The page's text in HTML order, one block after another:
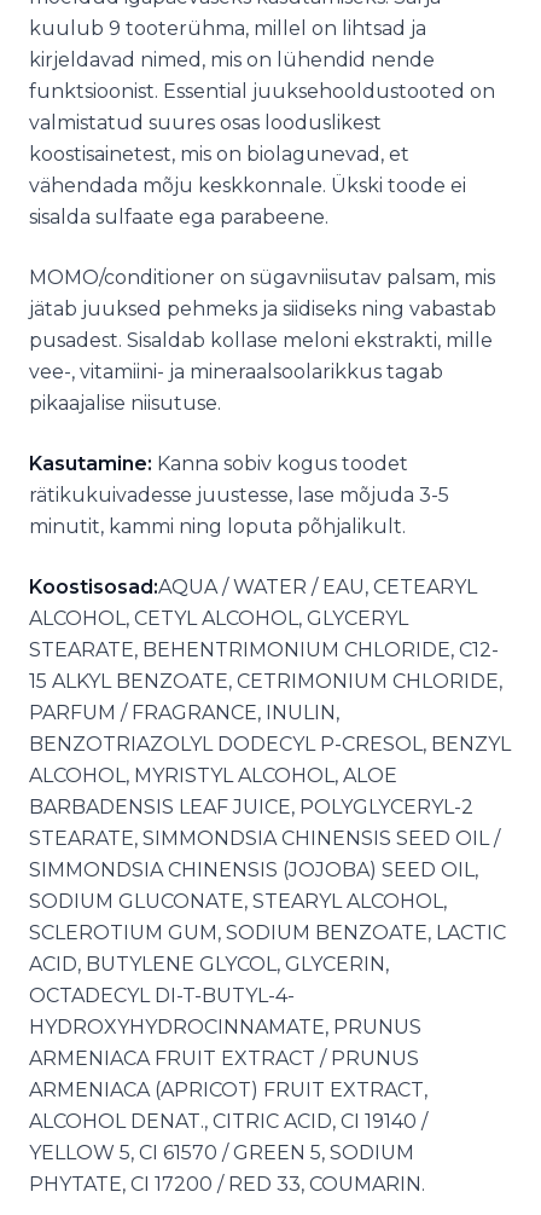
kuulub 9 tooterühma, millel on lihtsad ja
kirjeldavad nimed, mis on lühendid nende
funktsioonist. Essential juuksehooldustooted on
valmistatud suures osas looduslikest
koostisainetest, mis on biolagunevad, et
vähendada mõju keskkonnale. Ükski toode ei
sisalda sulfaate ega parabeene.
MOMO/conditioner on sügavniisutav palsam, mis
jätab juuksed pehmeks ja siidiseks ning vabastab
pusadest. Sisaldab kollase meloni ekstrakti, mille
vee-, vitamiini- ja mineraalsoolarikkus tagab
pikaajalise niisutuse.
Kasutamine: Kanna sobiv kogus toodet
rätikukuivadesse juustesse, lase mõjuda 3-5
minutit, kammi ning loputa põhjalikult.
Koostisosad:AQUA / WATER / EAU, CETEARYL
ALCOHOL, CETYL ALCOHOL, GLYCERYL
STEARATE, BEHENTRIMONIUM CHLORIDE, C12-
15 ALKYL BENZOATE, CETRIMONIUM CHLORIDE,
PARFUM / FRAGRANCE, INULIN,
BENZOTRIAZOLYL DODECYL P-CRESOL, BENZYL
ALCOHOL, MYRISTYL ALCOHOL, ALOE
BARBADENSIS LEAF JUICE, POLYGLYCERYL-2
STEARATE, SIMMONDSIA CHINENSIS SEED OIL /
SIMMONDSIA CHINENSIS (JOJOBA) SEED OIL,
SODIUM GLUCONATE, STEARYL ALCOHOL,
SCLEROTIUM GUM, SODIUM BENZOATE, LACTIC
ACID, BUTYLENE GLYCOL, GLYCERIN,
OCTADECYL DI-T-BUTYL-4-
HYDROXYHYDROCINNAMATE, PRUNUS
ARMENIACA FRUIT EXTRACT / PRUNUS
ARMENIACA (APRICOT) FRUIT EXTRACT,
ALCOHOL DENAT., CITRIC ACID, CI 19140 /
YELLOW 5, CI 61570 / GREEN 5, SODIUM
PHYTATE, CI 17200 / RED 33, COUMARIN.